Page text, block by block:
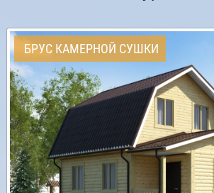
БРУС КАМЕРНОЙ СУШКИ